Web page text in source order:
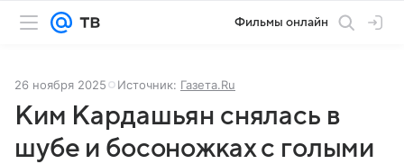
Фильмы онлайн
26 ноября 2025 Источник: Газета.Ru
Ким Кардашьян снялась в
шубе и босоножках с голыми